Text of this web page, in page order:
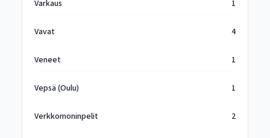
Varkaus 1
Vavat 4
Veneet 1
Vepsä (Oulu) 1
Verkkomoninpelit 2